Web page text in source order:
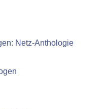
Netz-Anthologie